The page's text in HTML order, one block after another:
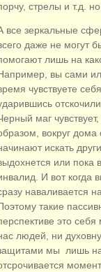
стрелы и т.д.
все зеркальные
даже не могут
лишь на
вы сами
чувствуете
маг
вокруг дома
искать
или пока
И вот когда
наваливается
такие
это
людей, ни
мы лишь на